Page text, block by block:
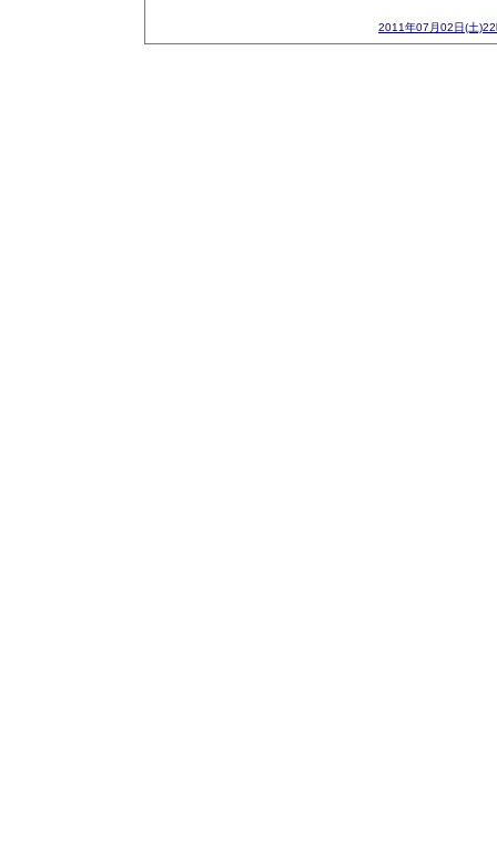
2011年07月02日(土